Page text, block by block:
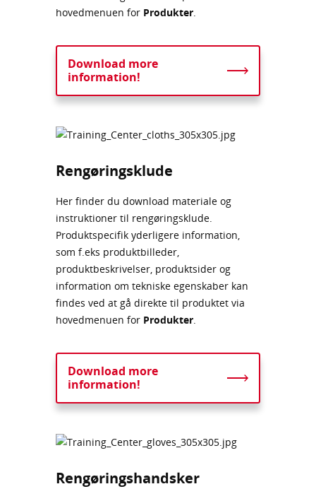
hovedmenuen for Produkter
Download more
information!
Rengøringsklude
Her finder du download materiale og
instruktioner til rengøringsklude.
Produktspecifik yderligere information,
som f.eks produktbilleder,
produktbeskrivelser, produktsider og
information om tekniske egenskaber kan
findes ved at gå direkte til produktet via
hovedmenuen for Produkter.
Download more
information!
Rengøringshandsker